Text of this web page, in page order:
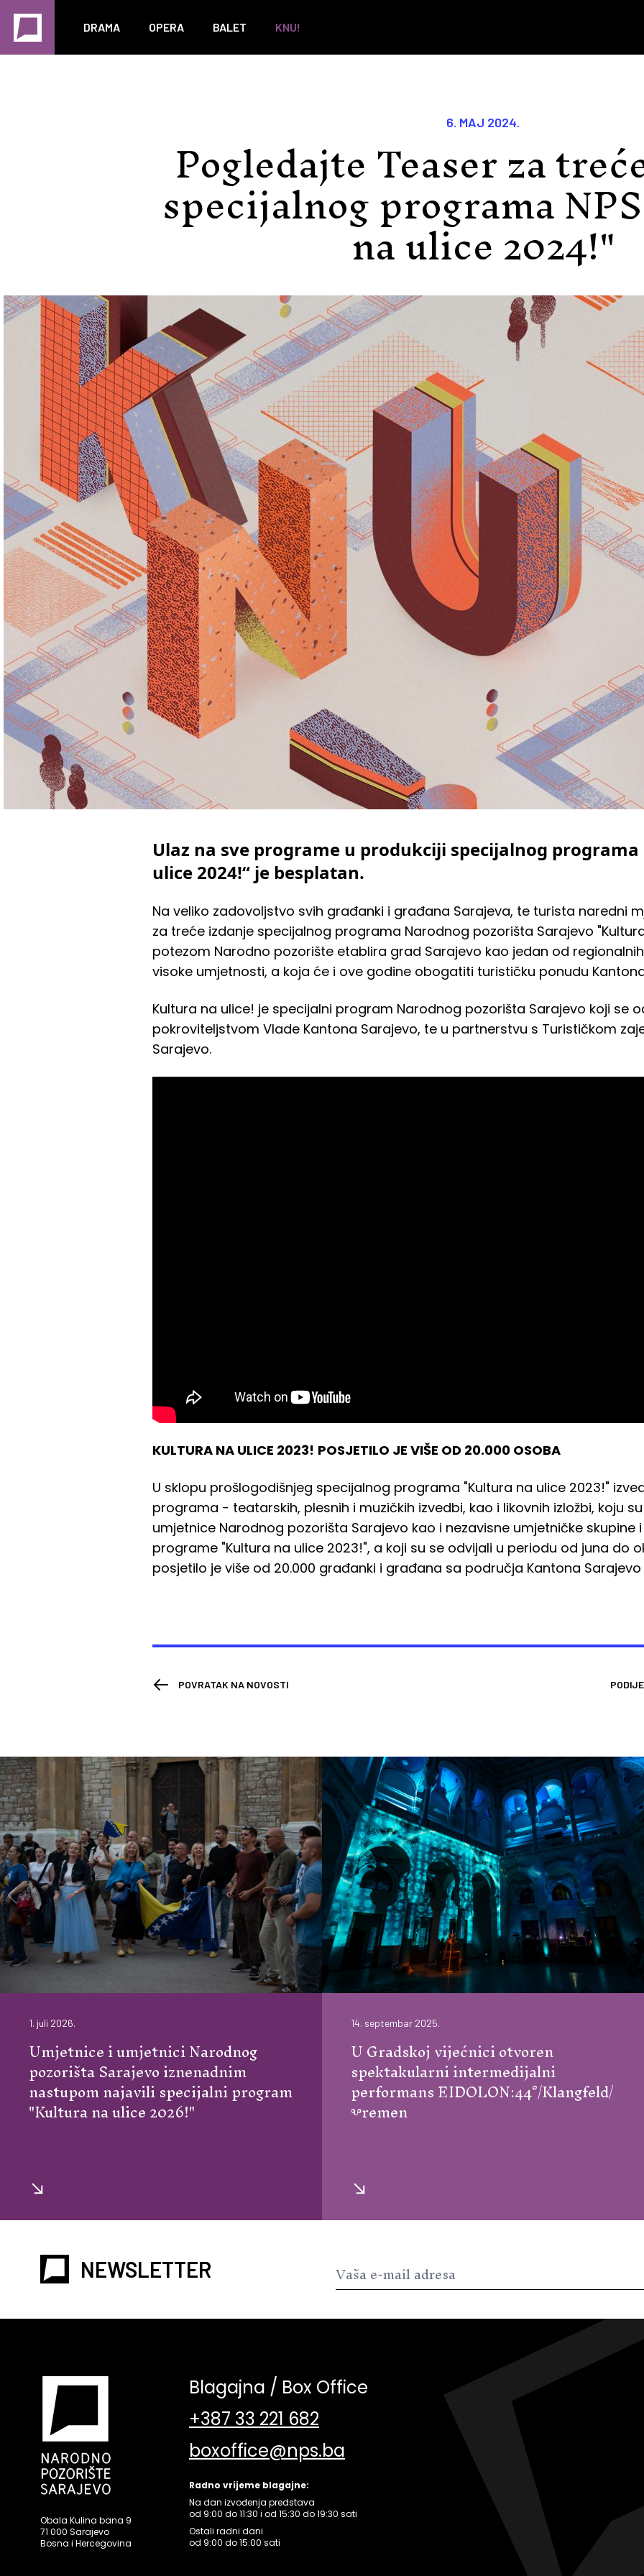
DRAMA OPERA BALET KNU!
6. MAJ 2024.
Pogledajte Teaser za
specijalnog programa
na ulice 2024!"
Ulaz na sve programe u produkciji specijalnog programa
ulice 2024!“ je besplatan.
Na veliko zadovoljstvo svih građanki i građana Sarajeva, te turista naredni
za treće izdanje specijalnog programa Narodnog pozorišta Sarajevo
potezom Narodno pozorište etablira grad Sarajevo kao jedan od
visoke umjetnosti, a koja će i ove godine obogatiti turističku ponudu
Kultura na ulice! je specijalni program Narodnog pozorišta Sarajevo koji se
pokroviteljstvom Vlade Kantona Sarajevo, te u partnerstvu s Turističkom
Sarajevo.
KULTURA NA ULICE 2023! POSJETILO JE VIŠE OD 20.000 OSOBA
U sklopu prošlogodišnjeg specijalnog programa "Kultura na ulice 2023!"
programa - teatarskih, plesnih i muzičkih izvedbi, kao i likovnih izložbi, koju
umjetnice Narodnog pozorišta Sarajevo kao i nezavisne umjetničke skupine
programe "Kultura na ulice 2023!", a koji su se odvijali u periodu od juna do
posjetilo je više od 20.000 građanki i građana sa područja Kantona
POVRATAK NA NOVOSTI
1. juli 2026.
Umjetnice i umjetnici Narodnog
pozorišta Sarajevo iznenadnim
nastupom najavili specijalni program
"Kultura na ulice 2026!"
14. septembar 2025.
U Gradskoj vijećnici otvoren
spektakularni intermedijalni
performans EIDOLON:44°/Klangfeld/
Ⰲremen
NEWSLETTER
Obala Kulina bana 9
71 000 Sarajevo
Bosna i Hercegovina
Blagajna / Box Office
+387 33 221 682
boxoffice@nps.ba
Radno vrijeme blagajne:
Na dan izvođenja predstava
od 9:00 do 11:30 i od 15:30 do 19:30 sati
Ostali radni dani
od 9:00 do 15:00 sati